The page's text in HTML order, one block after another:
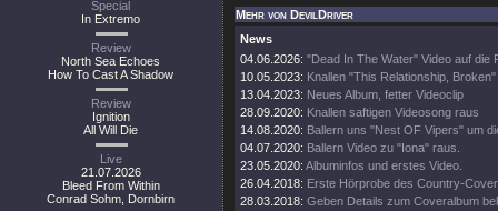
Special
In Extremo
Review
North Sea Echoes
How To Cast A Shadow
Review
Ignition
All Will Die
Live
21.07.2026
Bleed From Within
Conrad Sohm, Dornbirn
Mehr von DevilDriver
News
04.06.2026: "Dead In The Water" Video auf die
10.05.2023: Knallen "This Relationship,
13.04.2023: Neues Album, fetter Videoclip
28.09.2020: Knallen saftigen Videosong raus
14.08.2020: Ballern uns "Nest OF Vipers" um
04.07.2020: Ballern Video zu "Iona" raus.
23.05.2020: Albuminfos und erstes Video.
26.04.2018: Erste Hörprobe des Country-
28.03.2018: Geben Details zum Coveralbum